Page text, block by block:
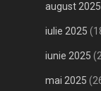
august 2025
iulie 2025
iunie 2025
mai 2025